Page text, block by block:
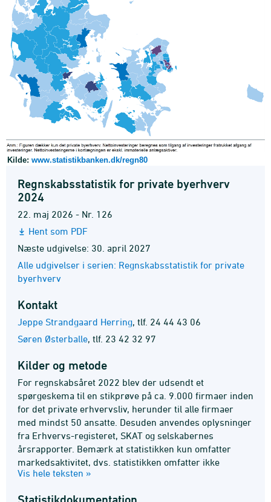
Kilde: www.statistikbanken.dk/regn80
Regnskabsstatistik for private byerhverv
2024
22. maj 2026 - Nr. 126
Hent som PDF
Næste udgivelse: 30. april 2027
Alle udgivelser i serien: Regnskabsstatistik for private
byerhverv
Kontakt
Jeppe Strandgaard Herring, tlf. 24 44 43 06
Søren Østerballe, tlf. 23 42 32 97
Kilder og metode
For regnskabsåret 2022 blev der udsendt et
spørgeskema til en stikprøve på ca. 9.000 firmaer inden
for det private erhvervsliv, herunder til alle firmaer
med mindst 50 ansatte. Desuden anvendes oplysninger
fra Erhvervs-registeret, SKAT og selskabernes
årsrapporter. Bemærk at statistikken kun omfatter
markedsaktivitet, dvs. statistikken omfatter ikke
firmaer inden for offentlig forvaltning og service mv.
Vis hele teksten »